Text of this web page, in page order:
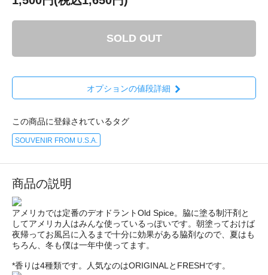
SOLD OUT
オプションの値段詳細
この商品に登録されているタグ
SOUVENIR FROM U.S.A.
商品の説明
アメリカでは定番のデオドラントOld Spice。脇に塗る制汗剤と
してアメリカ人はみんな使っているっぽいです。朝塗っておけば
夜帰ってお風呂に入るまで十分に効果がある脇剤なので、夏はも
ちろん、冬も僕は一年中使ってます。
*香りは4種類です。人気なのはORIGINALとFRESHです。